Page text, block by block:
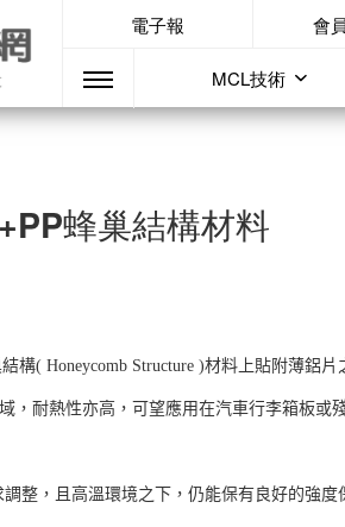
電子報 會
MCL技術
蜂巢結構材料
構( Honeycomb Structure )材料上貼附薄鋁
，耐熱性亦高，可望應用在汽車行李箱板或
整，且高溫環境之下，仍能保有良好的強